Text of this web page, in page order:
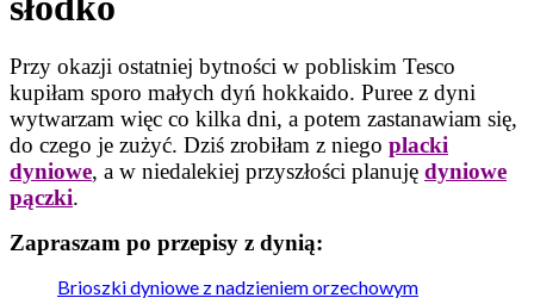
Przy okazji ostatniej bytności w pobliskim Tesco
kupiłam sporo małych dyń hokkaido. Puree z dyni
wytwarzam więc co kilka dni, a potem zastanawiam się,
do czego je zużyć. Dziś zrobiłam z niego placki
dyniowe, a w niedalekiej przyszłości planuję dyniowe
pączki.
Zapraszam po przepisy z dynią:
Brioszki dyniowe z nadzieniem orzechowym